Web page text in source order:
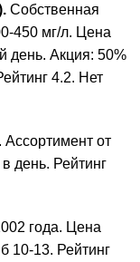
Собственная
450 мг/л. Цена
день. Акция: 50%
4.2. Нет
Ассортимент от
день. Рейтинг
года. Цена
10-13. Рейтинг